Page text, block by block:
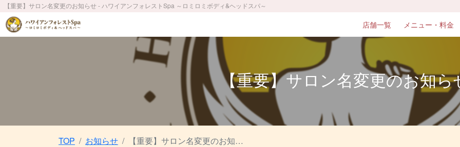
【重要】サロン名変更のお知らせ - ハワイアンフォレストSpa ～ロミロミボディ&ヘッドスパ～
店舗一覧 メニュー・料金
【重要】サロン名変更のお知ら
TOP お知らせ 【重要】サロン名変更のお知らせ